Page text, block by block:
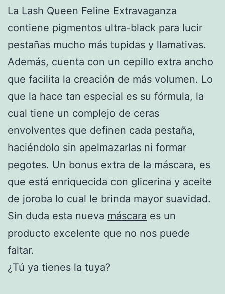
La Lash Queen Feline Extravaganza
contiene pigmentos ultra-black para lucir
pestañas mucho más tupidas y llamativas.
Además, cuenta con un cepillo extra ancho
que facilita la creación de más volumen. Lo
que la hace tan especial es su fórmula, la
cual tiene un complejo de ceras
envolventes que definen cada pestaña,
haciéndolo sin apelmazarlas ni formar
pegotes. Un bonus extra de la máscara, es
que está enriquecida con glicerina y aceite
de joroba lo cual le brinda mayor suavidad.
Sin duda esta nueva máscara es un
producto excelente que no nos puede
faltar.
¿Tú ya tienes la tuya?